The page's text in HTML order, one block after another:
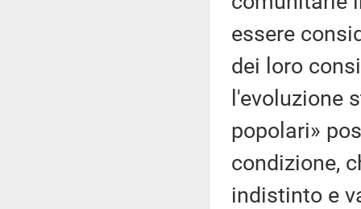
essere
dei loro
l'evoluzione
popolari»
condizione,
indistinto e